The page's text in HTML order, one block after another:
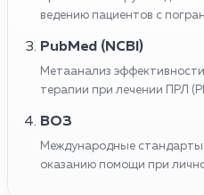
ведению пациентов с
PubMed (NCBI)
Метаанализ
терапии при лечении ПРЛ
ВОЗ
Международные
оказанию помощи при